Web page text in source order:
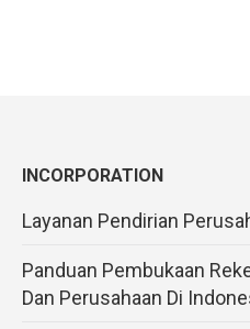
INCORPORATION
Layanan Pendirian
Panduan Pembukaan
Dan Perusahaan Di